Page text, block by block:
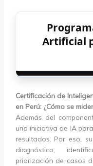
Artificial
Certificación de
en Perú: ¿Cómo se
Además del
una iniciativa de IA
resultados. Por eso,
diagnóstico,
priorización de casos